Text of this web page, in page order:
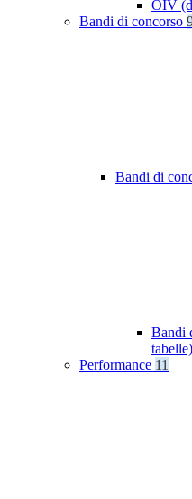
OIV
Bandi di concorso
Bandi di
Bandi
tabelle)
Performance 11